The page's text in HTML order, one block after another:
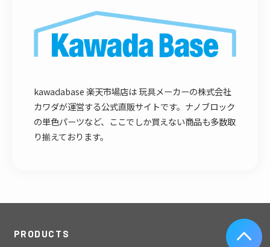
kawadabase 楽天市場店は 玩具メーカーの株式会社
カワダが運営する公式直販サイトです。ナノブロック
の単色パーツなど、ここでしか買えない商品も多数取
り揃えております。
PRODUCTS